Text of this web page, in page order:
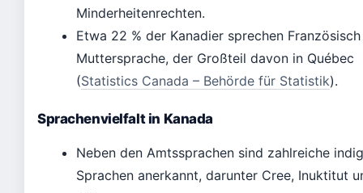
Minderheitenrechten.
Etwa 22 % der Kanadier sprechen
Muttersprache, der Großteil davon in Québec
(Statistics Canada – Behörde für Statistik).
Sprachenvielfalt in Kanada
Neben den Amtssprachen sind zahlreiche
Sprachen anerkannt, darunter Cree, Inuktitut